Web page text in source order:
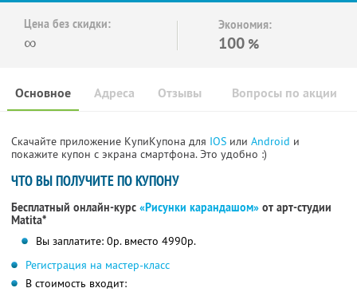
Цена без скидки:
∞
Экономия:
100 %
Основное Отзывы Вопросы по акции
Адреса
Скачайте приложение КупиКупона для IOS или Android и
покажите купон с экрана смартфона. Это удобно :)
ЧТО ВЫ ПОЛУЧИТЕ ПО КУПОНУ
Бесплатный онлайн-курс «Рисунки карандашом» от арт-студии
Matita*
Вы заплатите: 0р. вместо 4990р.
Регистрация на мастер-класс
В стоимость входит: